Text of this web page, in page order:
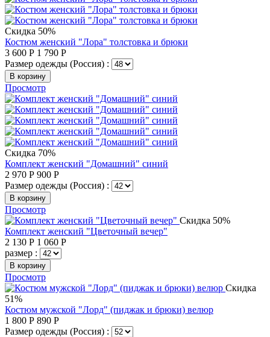
Скидка 50%
Костюм женский "Лора" толстовка и брюки
3 600 Р 1 790 Р
Размер одежды (Россия) :
В корзину
Просмотр
Скидка 70%
Комплект женский "Домашний" синий
2 970 Р 900 Р
Размер одежды (Россия) :
В корзину
Просмотр
Скидка 50%
Комплект женский "Цветочный вечер"
2 130 Р 1 060 Р
размер :
В корзину
Просмотр
Скидка
51%
Костюм мужской "Лорд" (пиджак и брюки) велюр
1 800 Р 890 Р
Размер одежды (Россия) :